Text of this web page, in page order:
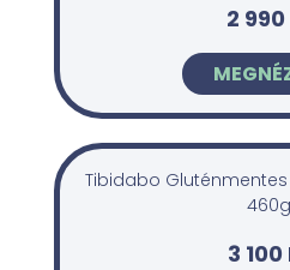
2 990
Tibidabo
460g
3 100